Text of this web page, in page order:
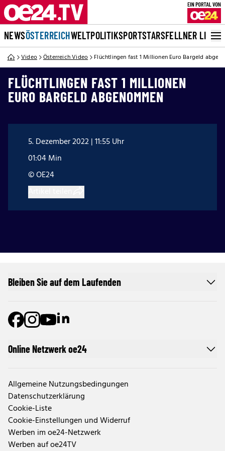
NEWSÖSTERREICHWELTPOLITIKSPORTSTARSFELLNER LIVE
Video Österreich Video Flüchtlingen fast 1 Millionen Euro Bargeld
FLÜCHTLINGEN FAST 1 MILLIONEN
EURO BARGELD ABGENOMMEN
5. Dezember 2022 | 11:55 Uhr
01:04 Min
© OE24
Online Netzwerk oe24
Allgemeine Nutzungsbedingungen
Datenschutzerklärung
Cookie-Liste
Cookie-Einstellungen und Widerruf
Werben im oe24-Netzwerk
Werben auf oe24TV
Bleiben Sie auf dem Laufenden